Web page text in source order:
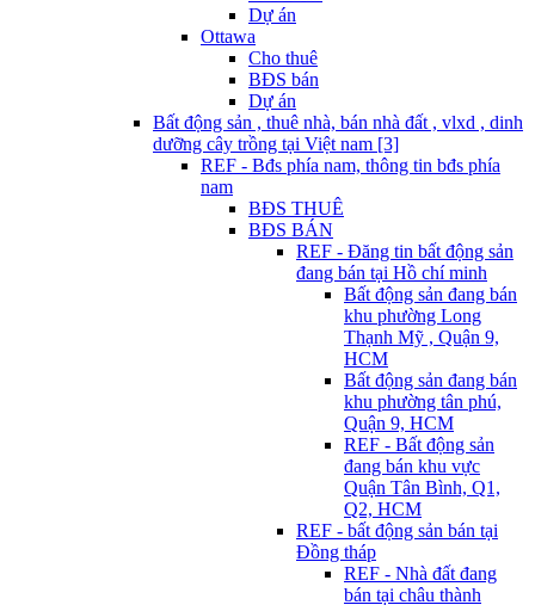
Dự án
Ottawa
Cho thuê
BĐS bán
Dự án
Bất động sản , thuê nhà, bán nhà đất , vlxd , dinh
dưỡng cây trồng tại Việt nam [3]
REF - Bđs phía nam, thông tin bđs phía
nam
BĐS THUÊ
BĐS BÁN
REF - Đăng tin bất động sản
đang bán tại Hồ chí minh
Bất động sản đang bán
khu phường Long
Thạnh Mỹ , Quận 9,
HCM
Bất động sản đang bán
khu phường tân phú,
Quận 9, HCM
REF - Bất động sản
đang bán khu vực
Quận Tân Bình, Q1,
Q2, HCM
REF - bất động sản bán tại
Đồng tháp
REF - Nhà đất đang
bán tại châu thành